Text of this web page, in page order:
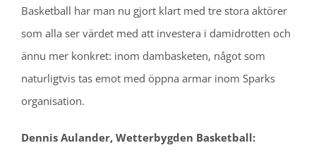
Basketball har man nu gjort klart med tre stora aktörer
som alla ser värdet med att investera i damidrotten och
ännu mer konkret: inom dambasketen, något som
naturligtvis tas emot med öppna armar inom Sparks
organisation.
Dennis Aulander, Wetterbygden Basketball: